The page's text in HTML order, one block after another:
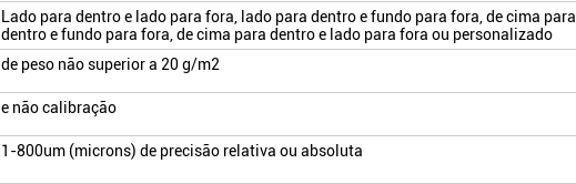
Lado para dentro e lado para fora, lado para dentro e fundo para fora, de cima para
dentro e fundo para fora, de cima para dentro e lado para fora ou personalizado
de peso não superior a 20 g/m2
e não calibração
1-800um (microns) de precisão relativa ou absoluta